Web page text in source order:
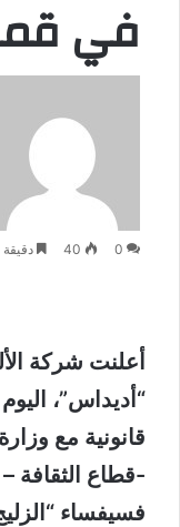
في
0
40 دقيقة
أعلنت شركة
“أديداس”،
قانونية مع
-قطاع الثقافة
فسيفساء